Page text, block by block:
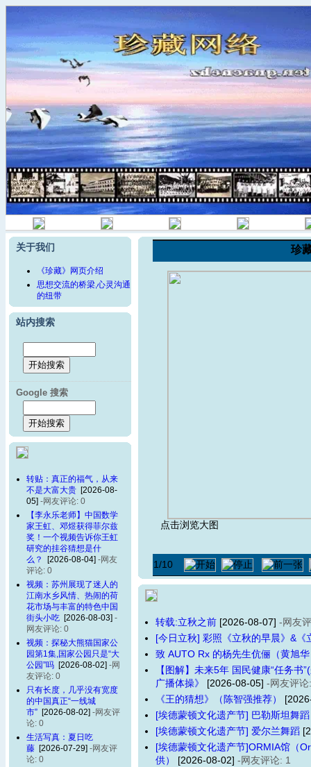
关于我们
《珍藏》网页介绍
思想交流的桥梁,心灵沟通
的纽带
站内搜索
Google 搜索
转贴：真正的福气，从来
不是大富大贵 [2026-08-
05] -网友评论: 0
【李永乐老师】中国数学
家王虹、邓煜获得菲尔兹
奖！一个视频告诉你王虹
研究的挂谷猜想是什
么？
[2026-08-04] -网友
评论: 0
视频：苏州展现了迷人的
江南水乡风情、热闹的荷
花市场与丰富的特色中国
街头小吃 [2026-08-03] -
网友评论: 0
视频：探秘大熊猫国家公
园第1集,国家公园只是“大
公园”吗 [2026-08-02] -网
友评论: 0
只有长度，几乎没有宽度
的中国真正“一线城
市” [2026-08-02] -网友评
论: 0
生活写真：夏日吃
藤 [2026-07-29] -网友评
论: 0
珍
点击浏览大图
1/10
转载:立秋之前 [2026-08-07] -网友
[今日立秋] 彩照《立秋的早晨》&《
致 AUTO Rx 的杨先生伉俪（黄旭
【图解】未来5年 国民健康“任务
广播体操》
[2026-08-05] -网友评论
《王的猜想》（陈智强推荐）
[埃德蒙顿文化遗产节] 巴勒斯坦舞蹈
[埃德蒙顿文化遗产节] 爱尔兰舞蹈
[埃德蒙顿文化遗产节]ORMIA馆（
供）
[2026-08-02] -网友评论: 1